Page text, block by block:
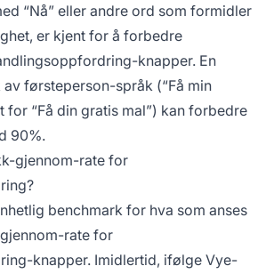
“Nå” eller andre ord som formidler
er kjent for å forbedre
knapper. En
førsteperson-språk (“Få min
for “Få din gratis mal”) kan forbedre
90%.
gjennom-rate for
benchmark for hva som anses
rate for
knapper. Imidlertid, ifølge Vye-